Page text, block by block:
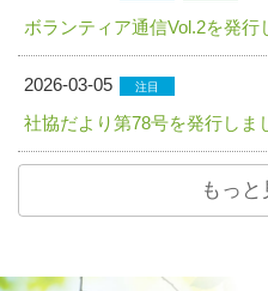
ボランティア通信Vol.2を発行
2026-03-05 注目
社協だより第78号を発行しま
もっ